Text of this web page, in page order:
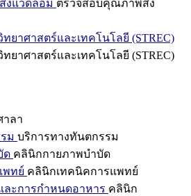
งแวดล้อม ตรวจสอบคุณภาพสิ่ง
ยาศาสตร์และเทคโนโลยี (STREC)
ยาศาสตร์และเทคโนโลยี (STREC)
าลา
ม บริการทางทันตกรรม
ด คลินิกกายภาพบำบัด
พทย์ คลินิกเทคนิคการแพทย์
ะการกำหนดอาหาร คลินิก